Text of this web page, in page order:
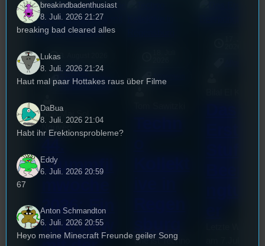
3. August 2026
Festivals ,
Interview, Kultur ,
Sao-Mai Sol
Stummfil
2026: Ein
Interview
Wie ist Techno
breakindbadenthusiast
8. Juli. 2026 21:27
breaking bad cleared alles
Lukas
8. Juli. 2026 21:24
Haut mal paar Hottakes raus über Filme
DaBua
8. Juli. 2026 21:04
Habt ihr Erektionsprobleme?
Eddy
6. Juli. 2026 20:59
67
Anton Schmandton
6. Juli. 2026 20:55
Heyo meine Minecraft Freunde geiler Song